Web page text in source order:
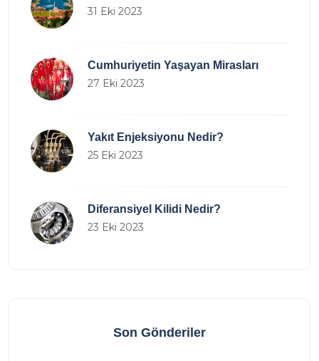
31 Eki 2023
Cumhuriyetin Yaşayan Mirasları
27 Eki 2023
Yakıt Enjeksiyonu Nedir?
25 Eki 2023
Diferansiyel Kilidi Nedir?
23 Eki 2023
Son Gönderiler